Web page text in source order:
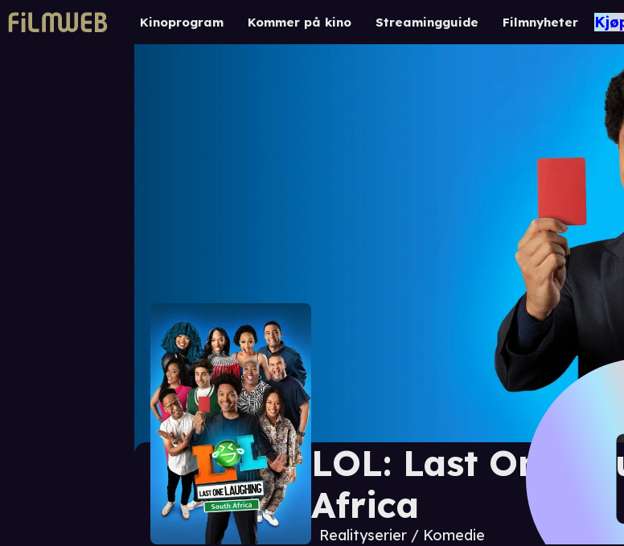
Kinoprogram Kommer på kino Streamingguide Filmnyheter
LOL: Last One
Africa
Realityserier / Komedie